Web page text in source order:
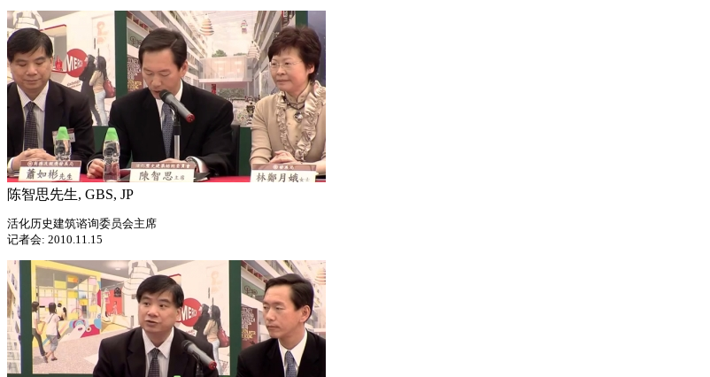
陈智思先生, GBS, JP
活化历史建筑谘询委员会主席
记者会: 2010.11.15